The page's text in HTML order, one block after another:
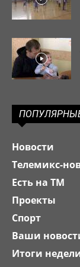
Новости
Телемикс-
Есть на ТМ
Проекты
Спорт
Ваши
Итоги